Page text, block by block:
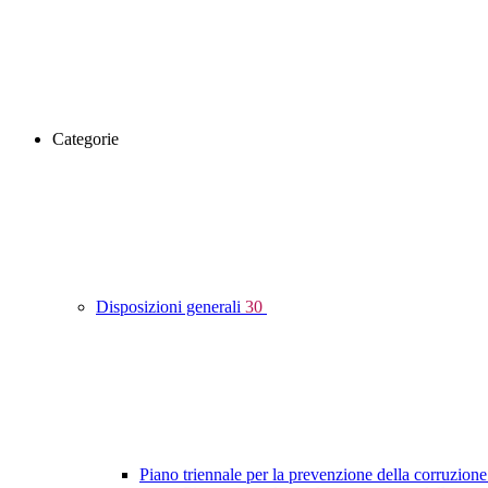
Categorie
Disposizioni generali 30
Piano triennale per la prevenzione della